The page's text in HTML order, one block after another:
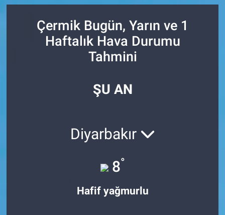
Çermik Bugün, Yarın ve 1
Haftalık Hava Durumu
Tahmini
ŞU AN
Diyarbakır
8°
Hafif yağmurlu
Belediye
Polemik
İstanbul Trafik Yoğunluk Haritası
Süper Lig Puan Durumu ve Fikstür
Son Dakika Haberleri